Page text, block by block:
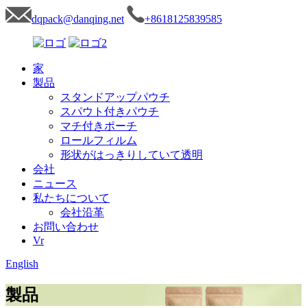
dqpack@danqing.net +8618125839585
家
製品
スタンドアップパウチ
スパウト付きパウチ
マチ付きポーチ
ロールフィルム
形状がはっきりしていて透明
会社
ニュース
私たちについて
会社沿革
お問い合わせ
Vr
English
製品